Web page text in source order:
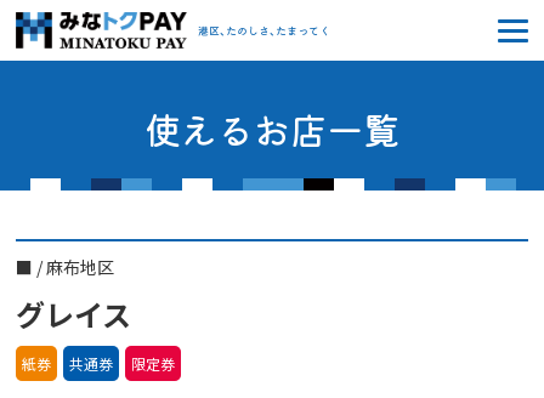
みなトクPAY
港区、たのしさ、たまってく
使えるお店一覧
■ /麻布地区
グレイス
紙券 共通券 限定券